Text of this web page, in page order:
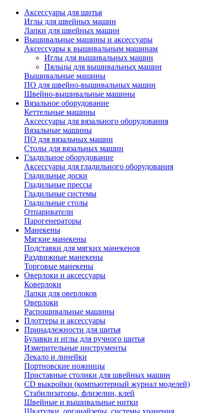
Аксессуары для шитья
Иглы для швейных машин
Лапки для швейных машин
Вышивальные машины и аксессуары
Аксессуары к вышивальным машинам
Иглы для вышивальных машин
Пяльцы для вышивальных машин
Вышивальные машины
ПО для швейно-вышивальных машин
Швейно-вышивальные машины
Вязальное оборудование
Кеттельные машины
Аксессуары для вязального оборудования
Вязальные машины
ПО для вязальных машин
Столы для вязальных машин
Гладильное оборудование
Аксессуары для гладильного оборудования
Гладильные доски
Гладильные прессы
Гладильные системы
Гладильные столы
Отпариватели
Парогенераторы
Манекены
Мягкие манекены
Подставки для мягких манекенов
Раздвижные манекены
Торговые манекены
Оверлоки и аксессуары
Коверлоки
Лапки для оверлоков
Оверлоки
Распошивальные машины
Плоттеры и аксессуары
Принадлежности для шитья
Булавки и иглы для ручного шитья
Измерительные инструменты
Лекало и линейки
Портновские ножницы
Приставные столики для швейных машин
СD выкройки (компьютерный журнал моделей)
Стабилизаторы, флизелин, клей
Швейные и вышивальные нитки
Шкатулки, органайзеры, системы хранения